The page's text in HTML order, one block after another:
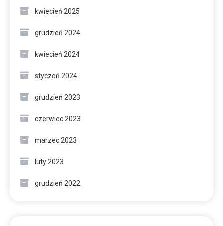
kwiecień 2025
grudzień 2024
kwiecień 2024
styczeń 2024
grudzień 2023
czerwiec 2023
marzec 2023
luty 2023
grudzień 2022